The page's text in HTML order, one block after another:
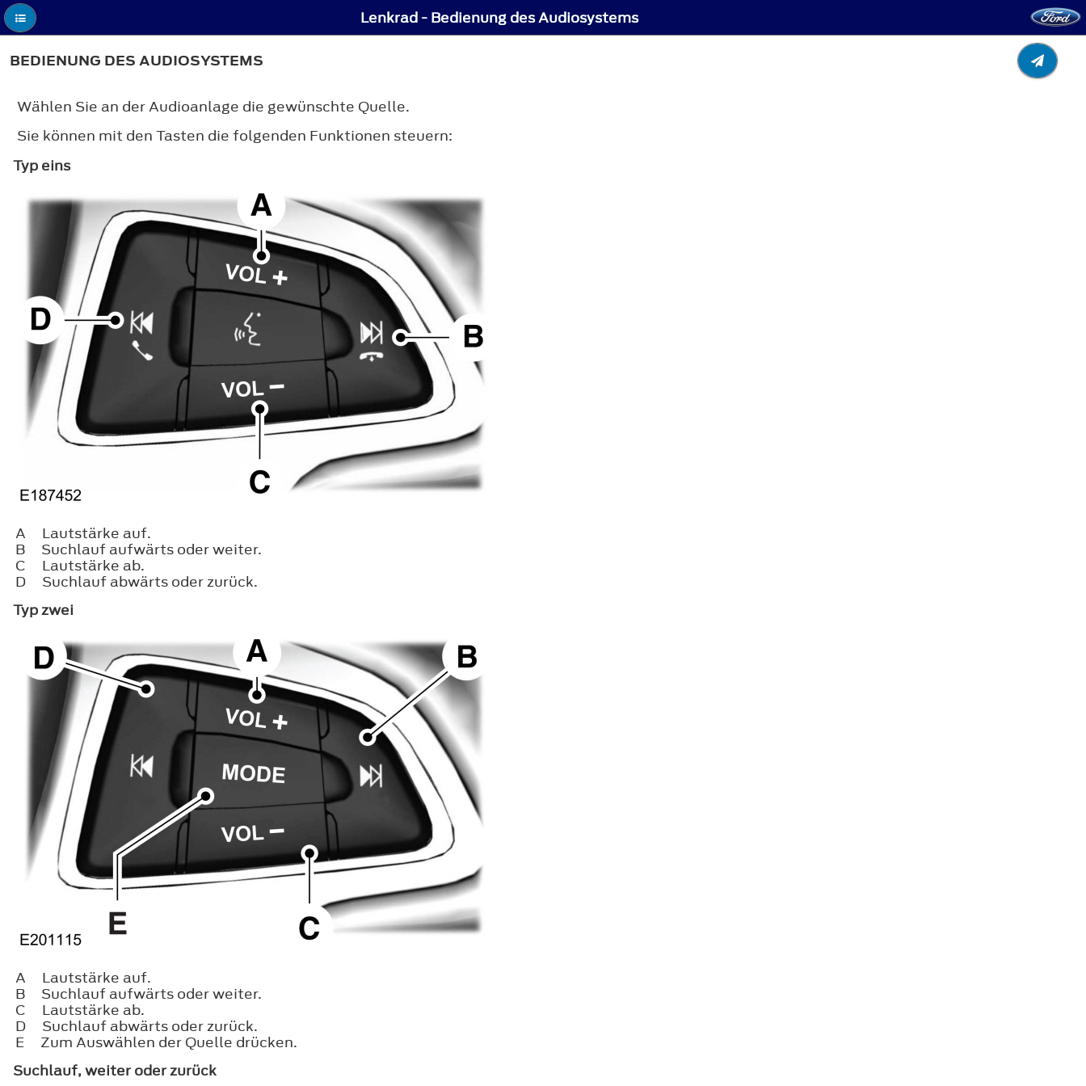
Lenkrad - Bedienung des Audiosystems
BEDIENUNG DES AUDIOSYSTEMS
Wählen Sie an der Audioanlage die gewünschte Quelle.
Sie können mit den Tasten die folgenden Funktionen steuern:
Typ eins
A
Lautstärke auf.
B
Suchlauf aufwärts oder weiter.
C
Lautstärke ab.
D
Suchlauf abwärts oder zurück.
Typ zwei
A
Lautstärke auf.
B
Suchlauf aufwärts oder weiter.
C
Lautstärke ab.
D
Suchlauf abwärts oder zurück.
E
Zum Auswählen der Quelle drücken.
Suchlauf, weiter oder zurück